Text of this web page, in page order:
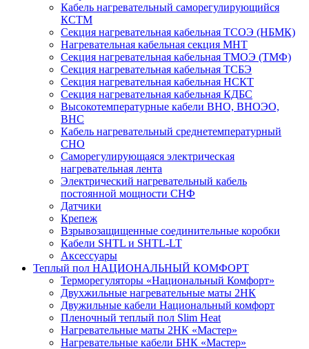
Кабель нагревательный саморегулирующийся
КСТМ
Секция нагревательная кабельная ТСОЭ (НБМК)
Нагревательная кабельная секция МНТ
Секция нагревательная кабельная ТМОЭ (ТМФ)
Секция нагревательная кабельная ТСБЭ
Секция нагревательная кабельная НСКТ
Секция нагревательная кабельная КДБС
Высокотемпературные кабели ВНО, ВНОЭО,
ВНС
Кабель нагревательный среднетемпературный
СНО
Саморегулирующаяся электрическая
нагревательная лента
Электрический нагревательный кабель
постоянной мощности СНФ
Датчики
Крепеж
Взрывозащищенные соединительные коробки
Кабели SHTL и SHTL-LT
Аксессуары
Теплый пол НАЦИОНАЛЬНЫЙ КОМФОРТ
Терморегуляторы «Национальный Комфорт»
Двухжильные нагревательные маты 2НК
Двужильные кабели Национальный комфорт
Пленочный теплый пол Slim Heat
Нагревательные маты 2НК «Мастер»
Нагревательные кабели БНК «Мастер»